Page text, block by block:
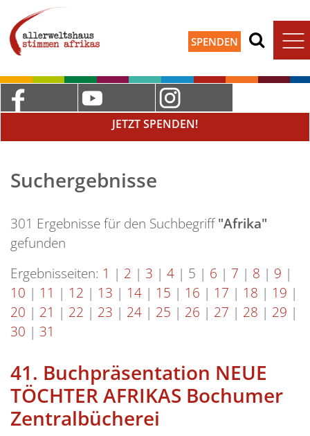
SPENDEN
JETZT SPENDEN!
Suchergebnisse
301 Ergebnisse für den Suchbegriff"Afrika"
gefunden
Ergebnisseiten: 1 | 2 | 3 | 4 | 5 | 6 | 7 | 8 | 9 |
10 | 11 | 12 | 13 | 14 | 15 | 16 | 17 | 18 | 19 |
20 | 21 | 22 | 23 | 24 | 25 | 26 | 27 | 28 | 29 |
30 | 31
41. Buchpräsentation NEUE
TÖCHTER AFRIKAS Bochumer
Zentralbücherei